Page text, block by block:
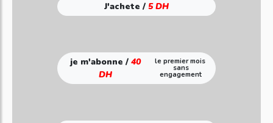
J'achete / 5 DH
je m'abonne /40
DH
le premier mois
sans
engagement